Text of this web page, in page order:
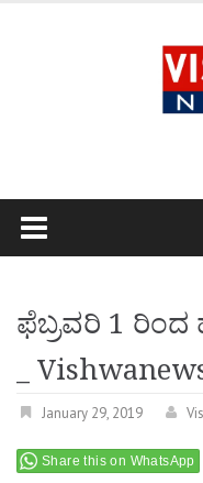
ಫೆಬ್ರವರಿ 1 ರಿಂದ
_
January 29, 2019
Share this on WhatsApp